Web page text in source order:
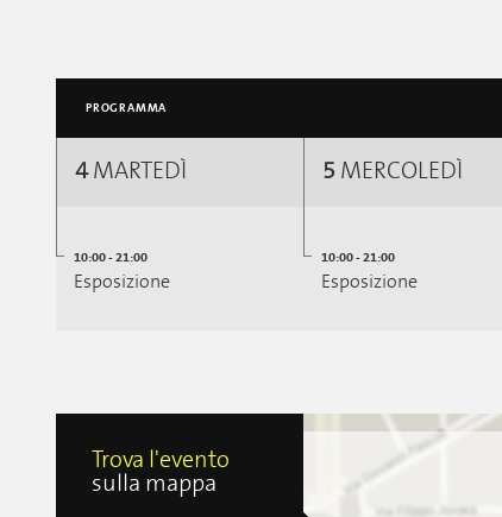
PROGRAMMA
4MARTEDÌ
10:00 - 21:00
Esposizione
5 MERCOLEDÌ
10:00 - 21:00
Esposizione
Trova l'evento
sulla mappa